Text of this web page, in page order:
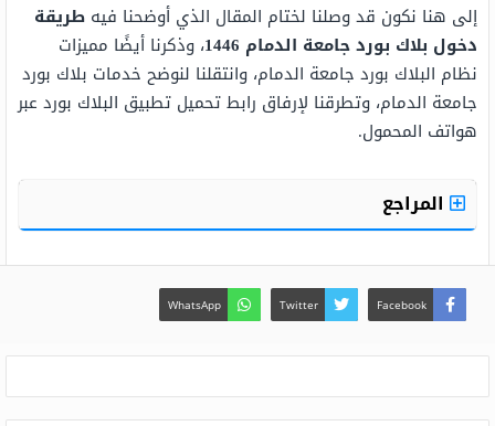
إلى هنا نكون قد وصلنا لختام المقال الذي أوضحنا فيه طريقة
دخول بلاك بورد جامعة الدمام 1446
، وذكرنا أيضًا مميزات
نظام البلاك بورد جامعة الدمام، وانتقلنا لنوضح خدمات بلاك بورد
جامعة الدمام، وتطرقنا لإرفاق رابط تحميل تطبيق البلاك بورد عبر
هواتف المحمول.
المراجع
Facebook
Twitter
WhatsApp